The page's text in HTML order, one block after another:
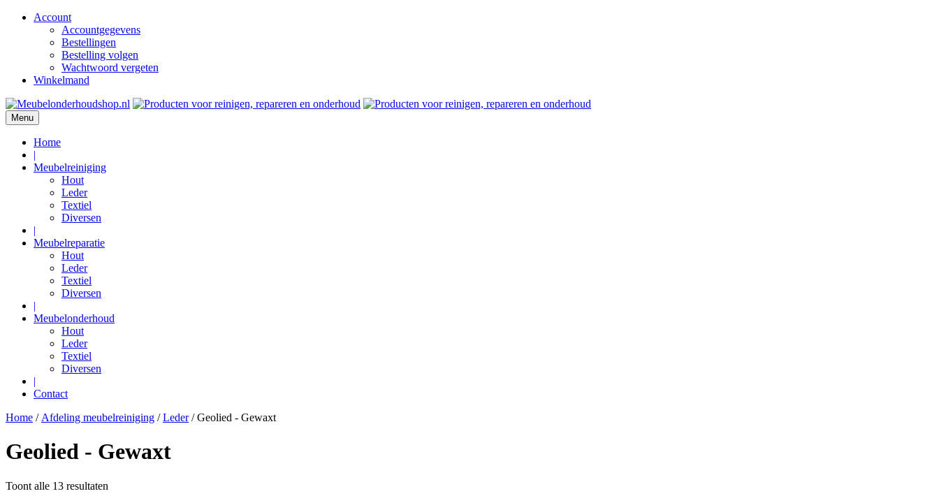
Account
Accountgegevens
Bestellingen
Bestelling volgen
Wachtwoord vergeten
Winkelmand
Ga
naar
de
inhoud
Menu
Home
|
Meubelreiniging
Hout
Leder
Textiel
Diversen
|
Meubelreparatie
Hout
Leder
Textiel
Diversen
|
Meubelonderhoud
Hout
Leder
Textiel
Diversen
|
Contact
Home / Afdeling meubelreiniging /Leder/ Geolied - Gewaxt
Geolied - Gewaxt
Toont alle 13 resultaten